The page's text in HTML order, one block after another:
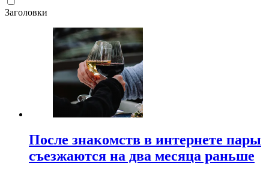
Заголовки
После знакомств в интернете пары
съезжаются на два месяца раньше